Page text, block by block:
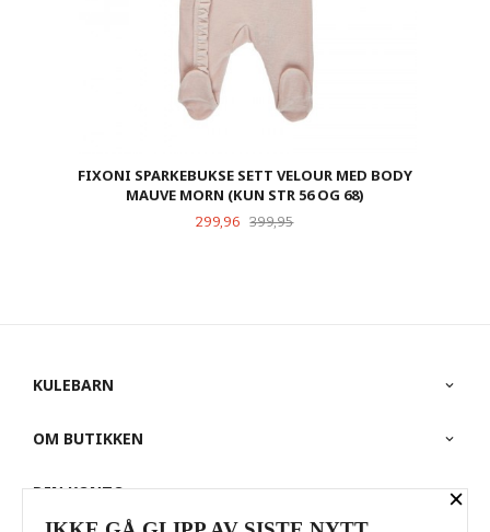
FIXONI SPARKEBUKSE SETT VELOUR MED BODY
MAUVE MORN (KUN STR 56 OG 68)
Tilbud
299,96 399,95Rabatt
KULEBARN
OM BUTIKKEN
DIN KONTO ×